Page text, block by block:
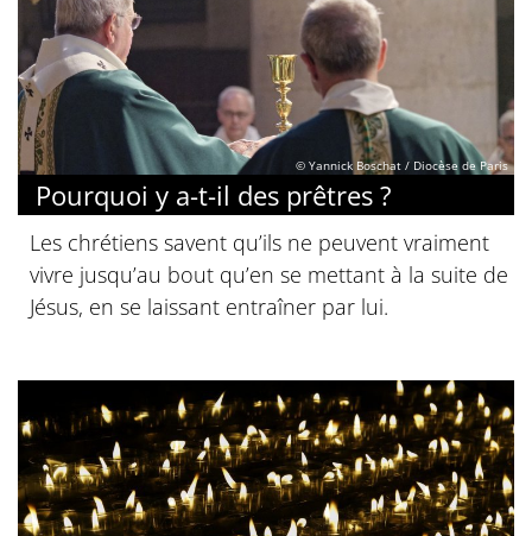
© Yannick Boschat / Diocèse de Paris
Pourquoi y a-t-il des prêtres ?
Les chrétiens savent qu’ils ne peuvent vraiment
vivre jusqu’au bout qu’en se mettant à la suite de
Jésus, en se laissant entraîner par lui.